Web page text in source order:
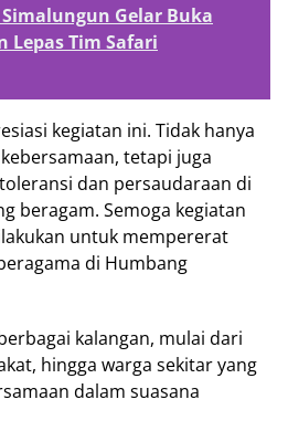
Gelar Buka
Lepas Tim Safari
kegiatan ini. Tidak hanya
tetapi juga
dan persaudaraan di
beragam. Semoga kegiatan
untuk mempererat
di Humbang
kalangan, mulai dari
hingga warga sekitar yang
dalam suasana